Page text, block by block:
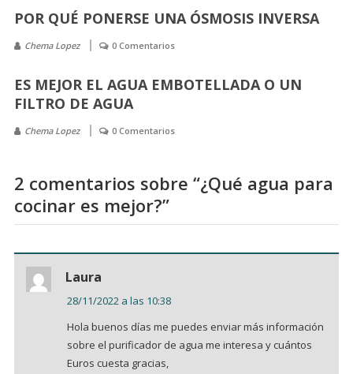
POR QUÉ PONERSE UNA ÓSMOSIS INVERSA
Chema Lopez 0 Comentarios
ES MEJOR EL AGUA EMBOTELLADA O UN
FILTRO DE AGUA
Chema Lopez 0 Comentarios
2 comentarios sobre “¿Qué agua para
cocinar es mejor?”
Laura
28/11/2022 a las 10:38
Hola buenos días me puedes enviar más información
sobre el purificador de agua me interesa y cuántos
Euros cuesta gracias,